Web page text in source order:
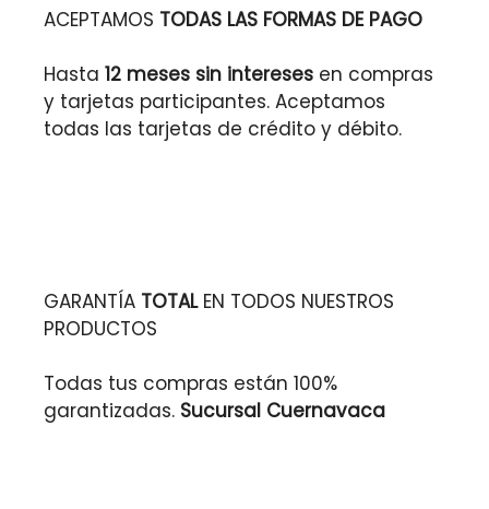
ACEPTAMOS TODAS LAS FORMAS DE PAGO
Hasta 12 meses sin intereses en compras
y tarjetas participantes. Aceptamos
todas las tarjetas de crédito y débito.
GARANTÍA TOTALEN TODOS NUESTROS
PRODUCTOS
Todas tus compras están 100%
garantizadas. Sucursal Cuernavaca